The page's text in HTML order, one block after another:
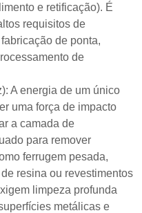
e retificação). É
requisitos de
de ponta,
de
A energia de um único
uma força de impacto
a camada de
para remover
ferrugem pesada,
resina ou revestimentos
limpeza profunda
metálicas e